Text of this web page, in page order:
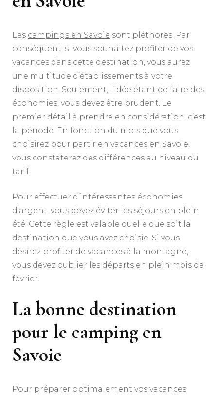
Les campings en Savoie sont pléthores. Par
conséquent, si vous souhaitez profiter de vos
vacances dans cette destination, vous aurez
une multitude d’établissements à votre
disposition. Seulement, l’idée étant de faire des
économies, vous devez être prudent. Le
premier détail à prendre en considération, c’est
la période. En fonction du mois que vous
choisirez pour partir en vacances en Savoie,
vous constaterez des différences au niveau du
tarif.
Pour effectuer d’intéressantes économies
d’argent, vous devez éviter les séjours en plein
été. Cette règle est valable quelle que soit la
destination que vous avez choisie. Si vous
désirez profiter de vacances à la montagne,
vous devez oublier les départs en plein mois de
février.
La bonne destination
pour le camping en
Savoie
Pour préparer optimalement vos vacances